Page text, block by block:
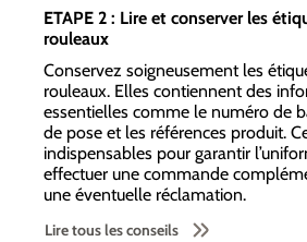
ETAPE 2 : Lire et conserver les
rouleaux
Conservez soigneusement les
rouleaux. Elles contiennent des
essentielles comme le numéro de
de pose et les références produit.
indispensables pour garantir
effectuer une commande
une éventuelle réclamation.
Lire tous les conseils